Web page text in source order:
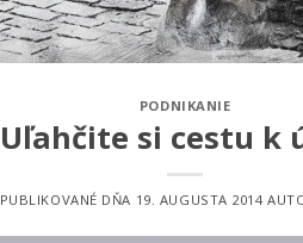
PODNIKANIE
Uľahčite si cestu k
PUBLIKOVANÉ DŇA 19. AUGUSTA 2014